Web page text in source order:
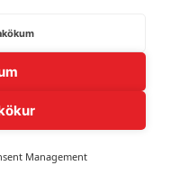
Management